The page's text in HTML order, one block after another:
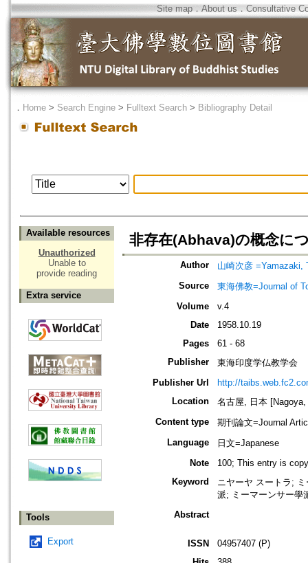
Site map．About us ． Consultative
． Home > Search Engine > Fulltext Search > Bibliography Detail
Available resources
Unauthorized
Unable to
provide reading
Extra service
Tools
Export
非存在(Abhava)の概念に
Author
山崎次彦 =Yamazaki,
Source
東海佛教=Journal of
Volume
v.4
Date
1958.10.19
Pages
61 - 68
Publisher
東海印度学仏教学会
Publisher Url
http://
Location
名古屋, 日本
Content type
期刊論文=Journal
Language
日文=Japanese
Note
100; This entry is
Keyword
ニヤーヤ スートラ;
派; ミーマーンサー學
Abstract
ISSN
04957407 (P)